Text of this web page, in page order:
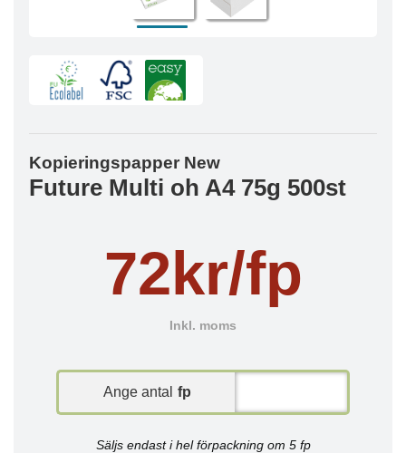
Kopieringspapper New
Future Multi oh A4 75g 500st
72kr/fp
Inkl. moms
Ange antal fp
Säljs endast i hel förpackning om 5 fp